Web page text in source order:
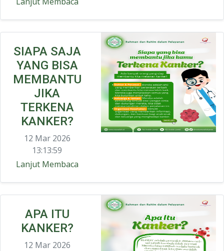
SIAPA SAJA
YANG BISA
MEMBANTU
JIKA
TERKENA
KANKER?
12 Mar 2026
13:13:59
Lanjut Membaca
APA ITU
KANKER?
12 Mar 2026